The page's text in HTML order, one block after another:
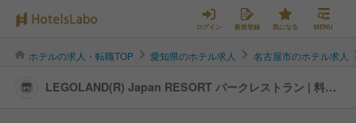
ログイン 新規登録 気になる MENU
ホテルの求人・転職TOP 愛知県のホテル求人 名古屋市のホテル求人
LEGOLAND(R) Japan RESORT パークレストラン | 料飲